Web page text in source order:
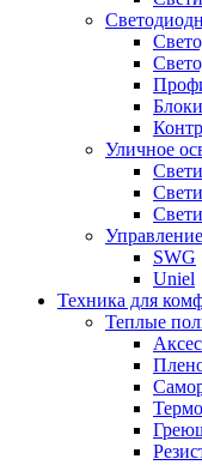
Уличное
SWG
Uniel
Техника для
Теплые